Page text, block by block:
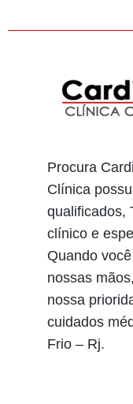
Procura
Clínica
qualificados,
clínico e
Quando
nossas
nossa
cuidados
Frio – Rj.